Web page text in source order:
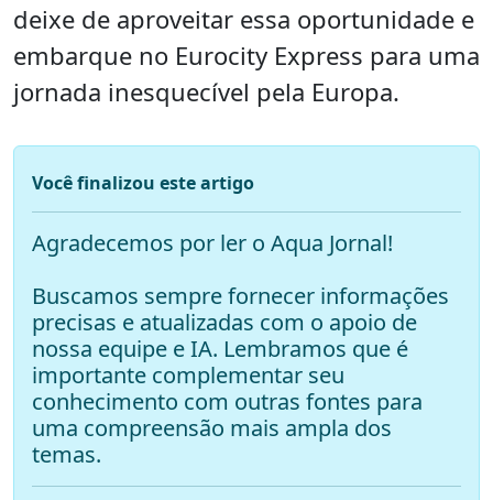
deixe de aproveitar essa oportunidade e
embarque no Eurocity Express para uma
jornada inesquecível pela Europa.
Você finalizou este artigo
Agradecemos por ler o Aqua Jornal!
Buscamos sempre fornecer informações
precisas e atualizadas com o apoio de
nossa equipe e IA. Lembramos que é
importante complementar seu
conhecimento com outras fontes para
uma compreensão mais ampla dos
temas.